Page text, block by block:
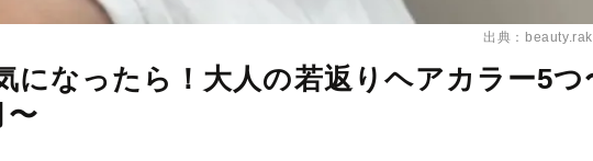
出典：
になったら！大人の若返りヘアカラー5つ
〜